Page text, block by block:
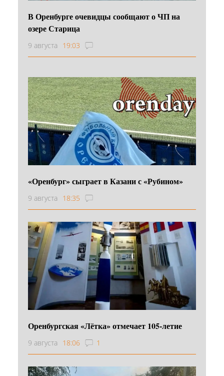
В Оренбурге очевидцы сообщают о ЧП на
озере Старица
9 августа 19:03
«Оренбург» сыграет в Казани с «Рубином»
9 августа 18:35
Оренбургская «Лётка» отмечает 105-летие
9 августа 18:06 1